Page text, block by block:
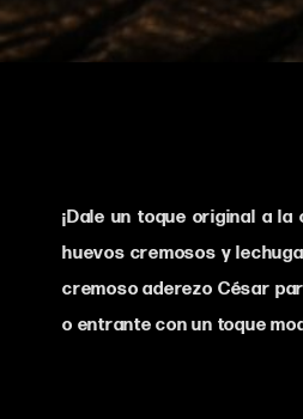
¡Dale un toque original a
huevos cremosos y
cremoso aderezo César
o entrante con un toque